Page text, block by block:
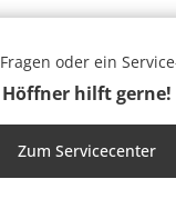
oder ein
Höffner hilft gerne!
Zum Servicecenter